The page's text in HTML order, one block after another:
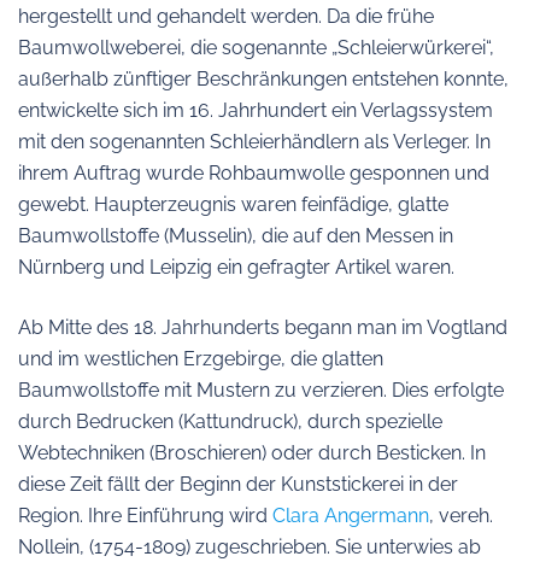
hergestellt und gehandelt werden. Da die frühe
Baumwollweberei, die sogenannte „Schleierwürkerei“,
außerhalb zünftiger Beschränkungen entstehen konnte,
entwickelte sich im 16. Jahrhundert ein Verlagssystem
mit den sogenannten Schleierhändlern als Verleger. In
ihrem Auftrag wurde Rohbaumwolle gesponnen und
gewebt. Haupterzeugnis waren feinfädige, glatte
Baumwollstoffe (Musselin), die auf den Messen in
Nürnberg und Leipzig ein gefragter Artikel waren.
Ab Mitte des 18. Jahrhunderts begann man im Vogtland
und im westlichen Erzgebirge, die glatten
Baumwollstoffe mit Mustern zu verzieren. Dies erfolgte
durch Bedrucken (Kattundruck), durch spezielle
Webtechniken (Broschieren) oder durch Besticken. In
diese Zeit fällt der Beginn der Kunststickerei in der
Region. Ihre Einführung wird Clara Angermann, vereh.
Nollein, (1754-1809) zugeschrieben. Sie unterwies ab